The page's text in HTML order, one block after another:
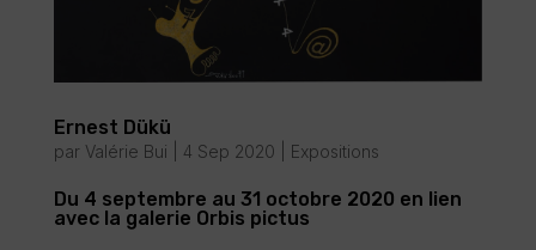
Ernest Dükü
par Valérie Bui 4 Sep 2020 Expositions
Du 4 septembre au 31 octobre 2020 en lien
avec la galerie Orbis pictus